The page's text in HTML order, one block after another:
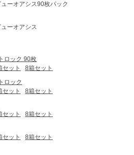
ーオアシス90枚パック
ーオアシス
ロック 90枚
セット
8箱セット
ロック
セット
8箱セット
セット
8箱セット
セット
8箱セット